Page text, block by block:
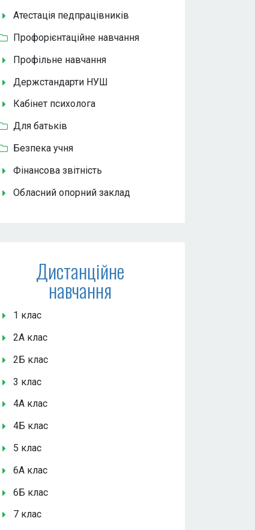
Атестація педпрацівників
Профорієнтаційне навчання
Профільне навчання
Держстандарти НУШ
Кабінет психолога
Для батьків
Безпека учня
Фінансова звітність
Обласний опорний заклад
Дистанційне
навчання
1 клас
2А клас
2Б клас
3 клас
4А клас
4Б клас
5 клас
6А клас
6Б клас
7 клас